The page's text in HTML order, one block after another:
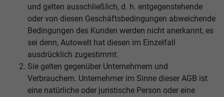
und gelten ausschließlich, d. h. entgegenstehende
oder von diesen Geschäftsbedingungen abweichende
Bedingungen des Kunden werden nicht anerkannt, es
sei denn, Autowelt hat diesen im Einzelfall
ausdrücklich zugestimmt.
Sie gelten gegenüber Unternehmern und
Verbrauchern. Unternehmer im Sinne dieser AGB ist
eine natürliche oder juristische Person oder eine